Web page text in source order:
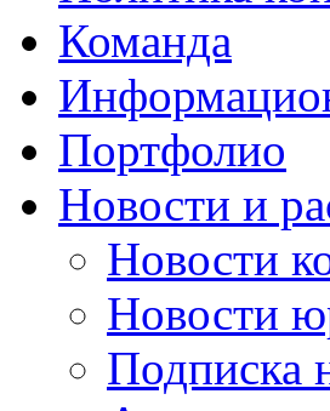
Команда
Портфолио
Новости и
Новости
Новости
Подписка